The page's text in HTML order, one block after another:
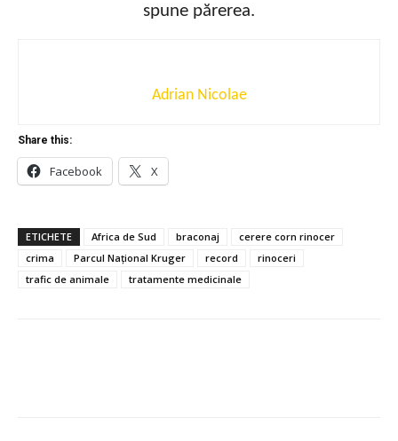
spune părerea.
Adrian Nicolae
Share this:
Facebook X
ETICHETE Africa de Sud braconaj
cerere corn rinocer
crima
Parcul Național Kruger record
rinoceri
trafic de animale
tratamente medicinale